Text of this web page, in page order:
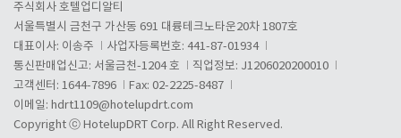
주식회사 호텔업디알티
서울특별시 금천구 가산동 691 대륭테크노타운20차 1807호
대표이사: 이송주
사업자등록번호: 441-87-01934
통신판매업신고: 서울금천-1204 호
직업정보: J1206020200010
고객센터: 1644-7896
Fax: 02-2225-8487
이메일: hdrt1109@hotelupdrt.com
Copyright ⓒ HotelupDRT Corp. All Right Reserved.